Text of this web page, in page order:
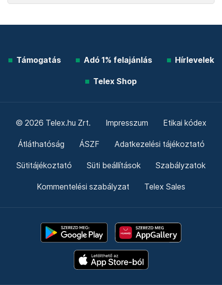
Támogatás Adó 1% felajánlás Hírlevelek
Telex Shop
© 2026 Telex.hu Zrt. Impresszum Etikai kódex
Átláthatóság ÁSZF Adatkezelési tájékoztató
Sütitájékoztató Süti beállítások Szabályzatok
Kommentelési szabályzat Telex Sales